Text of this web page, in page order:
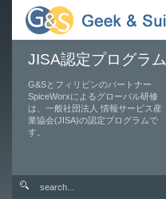
JISA認定プログラム
G&Sとフィリピンのパートナー
SpiceWorxによるグローバル研修
は、一般社団法人 情報サービス産
業協会(JISA)の認定プログラムで
す。